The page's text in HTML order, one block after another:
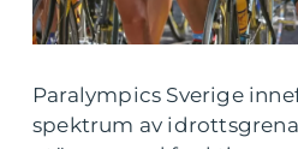
Paralympics Sverige
spektrum av